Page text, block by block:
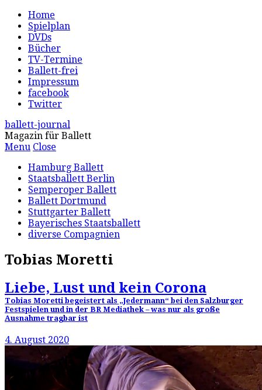
Home
Spielplan
DVDs
Bücher
TV-Termine
Ballett-frei
Impressum
facebook
Twitter
ballett-journal
Magazin für Ballett
Menu Close
Hamburg Ballett
Staatsballett Berlin
Semperoper Ballett
Ballett Dortmund
Stuttgarter Ballett
Bayerisches Staatsballett
diverse Compagnien
Tobias Moretti
Liebe, Lust und kein Corona
Tobias Moretti begeistert als „Jedermann“ bei den Salzburger
Festspielen und in der BR Mediathek – was nur als große
Ausnahme tragbar ist
4. August 2020